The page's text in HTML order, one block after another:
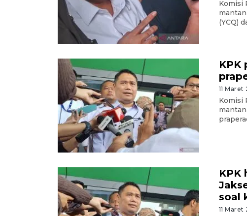
Komisi
(YCQ)
KPK
11 Maret
Komisi
KPK
soal
11 Maret